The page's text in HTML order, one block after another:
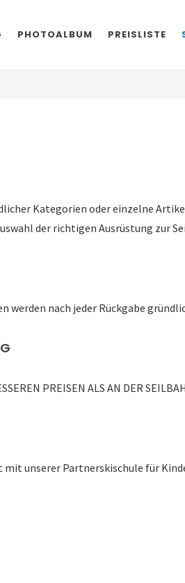
PHOTOALBUM PREISLISTE
Kategorien oder einzelne
der richtigen Ausrüstung zur
werden nach jeder Rückgabe
PREISEN ALS AN DER
unserer Partnerskischule für